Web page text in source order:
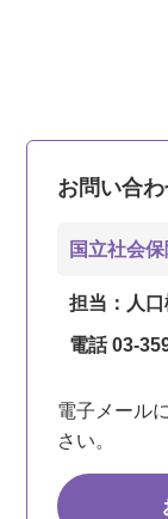
お問い合
国立社会
担当：人
電話 03-
電子メール
さい。